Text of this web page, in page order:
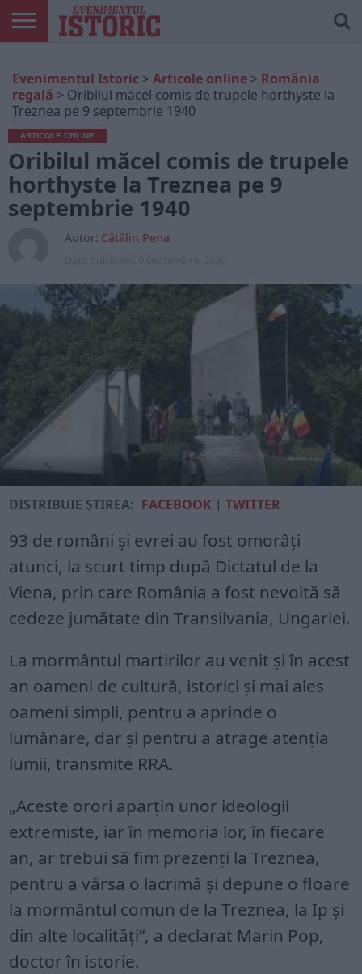
ONLINE
EDIȚII
TIPĂRITE
ISTORIC
PLAY
CONTUL
MEU
Evenimentul Istoric > Articole online > România
regală > Oribilul măcel comis de trupele horthyste la
Treznea pe 9 septembrie 1940
ARTICOLE ONLINE
Oribilul măcel comis de trupele
horthyste la Treznea pe 9
septembrie 1940
Autor: Cătălin Pena
DISTRIBUIE ȘTIREA: FACEBOOK |TWITTER
93 de români și evrei au fost omorâți
atunci, la scurt timp după Dictatul de la
Viena, prin care România a fost nevoită să
cedeze jumătate din Transilvania, Ungariei.
La mormântul martirilor au venit şi în acest
an oameni de cultură, istorici şi mai ales
oameni simpli, pentru a aprinde o
lumânare, dar şi pentru a atrage atenția
lumii, transmite RRA.
„Aceste orori aparţin unor ideologii
extremiste, iar în memoria lor, în fiecare
an, ar trebui să fim prezenți la Treznea,
pentru a vărsa o lacrimă și depune o floare
la mormântul comun de la Treznea, la Ip și
din alte localități”, a declarat Marin Pop,
doctor în istorie.